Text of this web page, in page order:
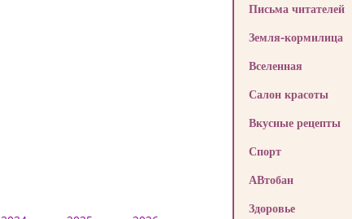
Письма читателей
Земля-кормилица
Вселенная
Салон красоты
Вкусные рецепты
Спорт
АВтобан
Здоровье